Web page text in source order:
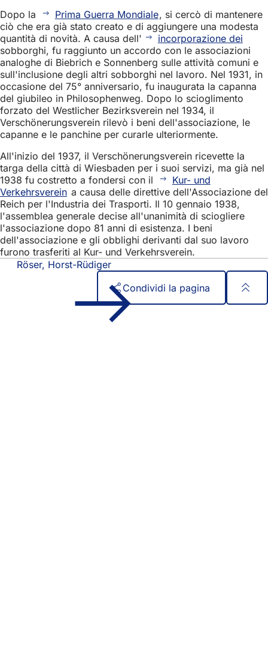
Dopo la
Prima Guerra Mondiale, si cercò di mantenere
ciò che era già stato creato e di aggiungere una modesta
quantità di novità. A causa dell'
incorporazione dei
sobborghi, fu raggiunto un accordo con le associazioni
analoghe di Biebrich e Sonnenberg sulle attività comuni e
sull'inclusione degli altri sobborghi nel lavoro. Nel 1931, in
occasione del 75° anniversario, fu inaugurata la capanna
del giubileo in Philosophenweg. Dopo lo scioglimento
forzato del Westlicher Bezirksverein nel 1934, il
Verschönerungsverein rilevò i beni dell'associazione, le
capanne e le panchine per curarle ulteriormente.
All'inizio del 1937, il Verschönerungsverein ricevette la
targa della città di Wiesbaden per i suoi servizi, ma già nel
1938 fu costretto a fondersi con il
Kur- und
Verkehrsverein a causa delle direttive dell'Associazione del
Reich per l'Industria dei Trasporti. Il 10 gennaio 1938,
l'assemblea generale decise all'unanimità di sciogliere
l'associazione dopo 81 anni di esistenza. I beni
dell'associazione e gli obblighi derivanti dal suo lavoro
furono trasferiti al Kur- und Verkehrsverein.
Röser, Horst-Rüdiger
Condividi la pagina